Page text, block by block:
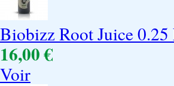
Biobizz Root Juice
16,00 €
Voir